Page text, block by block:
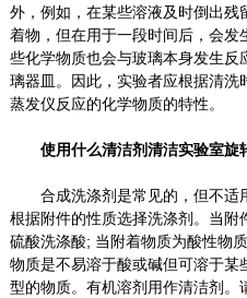
外，例如，在某些溶液及时倒出
着物，但在用于一段时间后，会
些化学物质也会与玻璃本身发生反
璃器皿。因此，实验者应根据清
蒸发仪反应的化学物质的特性。
使用什么清洁剂清洁实验室旋
合成洗涤剂是常见的，但不适
根据附件的性质选择洗涤剂。当
硫酸洗涤酸; 当附着物质为酸性物
物质是不易溶于酸或碱但可溶于
型的物质。有机溶剂用作清洁剂